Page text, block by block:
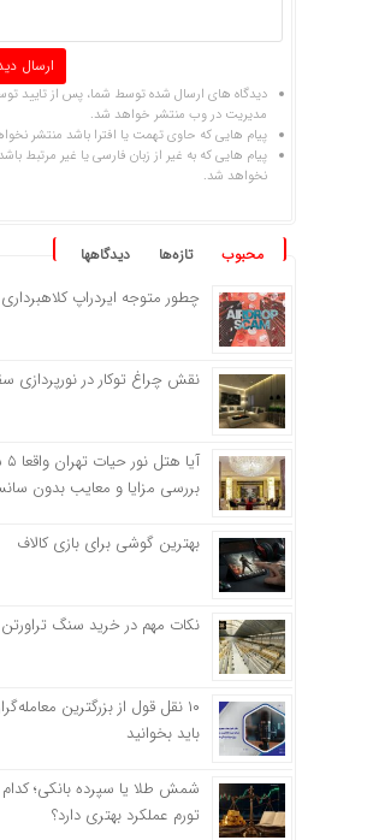
دیدگاه های ارسال شده توسط شما، پس از تایید
مدیریت در وب منتشر خواهد شد.
پیام هایی که حاوی تهمت یا افترا باشد منتشر
پیام هایی که به غیر از زبان فارسی یا غیر مرتبط
نخواهد شد.
محبوب تازه‌ها دیدگاهها
چطور متوجه ایردراپ
نقش چراغ توکار در نورپردازی
بررسی مزایا و معایب بدون
بهترین گوشی برای بازی کالاف
نکات مهم در خرید سنگ
۱۰ نقل قول از بزرگترین
باید بخوانید
شمش طلا یا سپرده بانکی؛ کدام
تورم عملکرد بهتری دارد؟